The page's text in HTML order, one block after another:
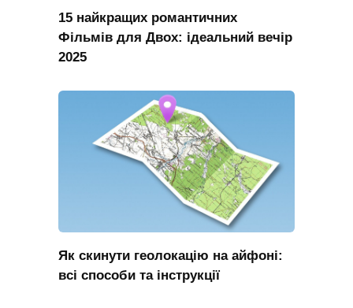
15 найкращих романтичних
Фільмів для Двох: ідеальний вечір
2025
Як скинути геолокацію на айфоні:
всі способи та інструкції